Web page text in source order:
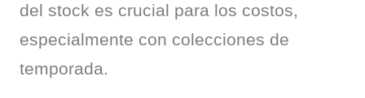
del stock es crucial para los costos,
especialmente con colecciones de
temporada.